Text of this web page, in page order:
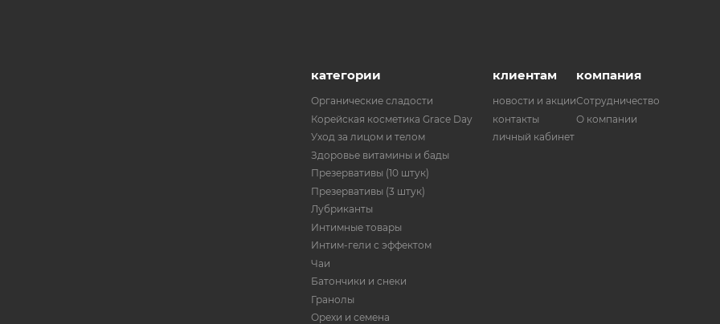
категории
Органические сладости
Корейская косметика Grace Day
Уход за лицом и телом
Здоровье витамины и бады
Презервативы (10 штук)
Презервативы (3 штук)
Лубриканты
Интимные товары
Интим-гели с эффектом
Чаи
Батончики и снеки
Гранолы
Орехи и семена
клиентам
новости и акции
контакты
личный кабинет
компания
Сотрудничество
О компании